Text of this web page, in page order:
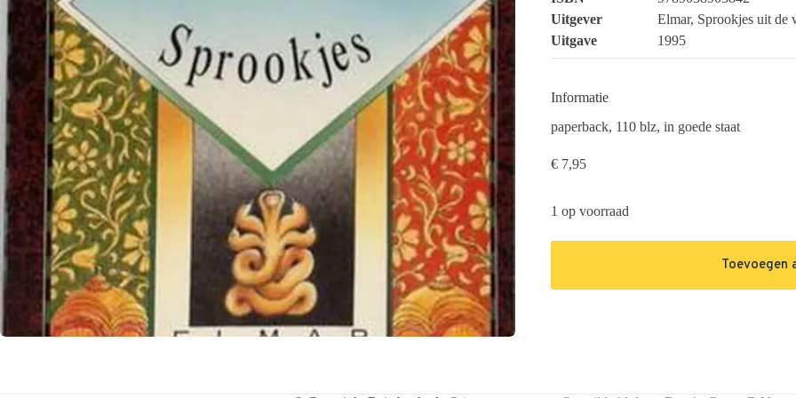
Uitgever
Elmar, Sprookjes uit de
Uitgave
1995
Informatie
paperback, 110 blz, in goede staat
€ 7,95
1 op voorraad
Toevoegen